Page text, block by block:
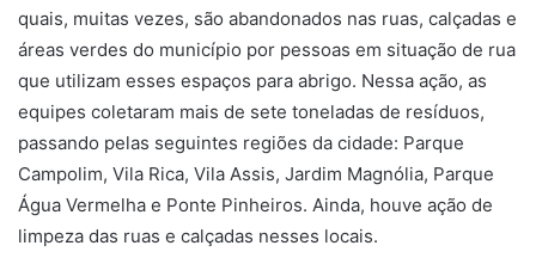
quais, muitas vezes, são abandonados nas ruas, calçadas e
áreas verdes do município por pessoas em situação de rua
que utilizam esses espaços para abrigo. Nessa ação, as
equipes coletaram mais de sete toneladas de resíduos,
passando pelas seguintes regiões da cidade: Parque
Campolim, Vila Rica, Vila Assis, Jardim Magnólia, Parque
Água Vermelha e Ponte Pinheiros. Ainda, houve ação de
limpeza das ruas e calçadas nesses locais.